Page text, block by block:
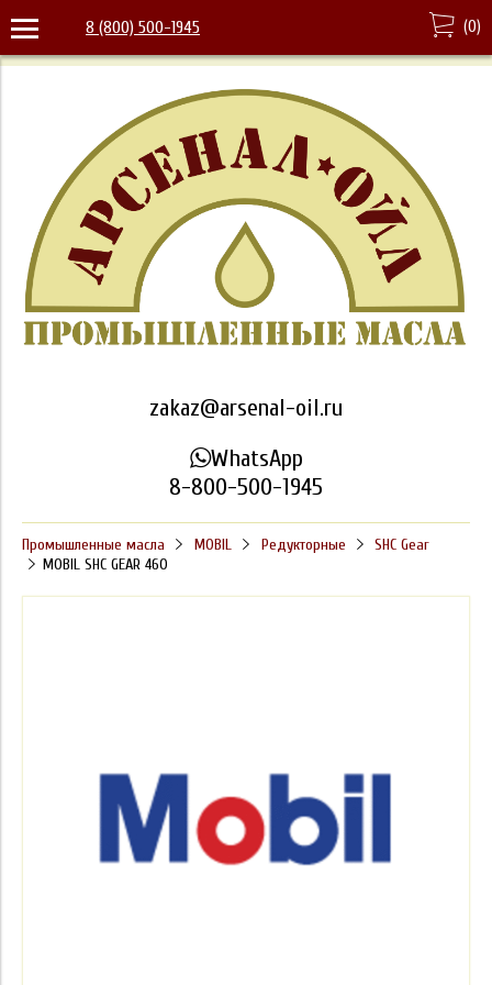
8 (800) 500-1945 (0)
zakaz@arsenal-oil.ru
WhatsApp
8-800-500-1945
Промышленные масла MOBIL Редукторные
SHC Gear
MOBIL SHC GEAR 460